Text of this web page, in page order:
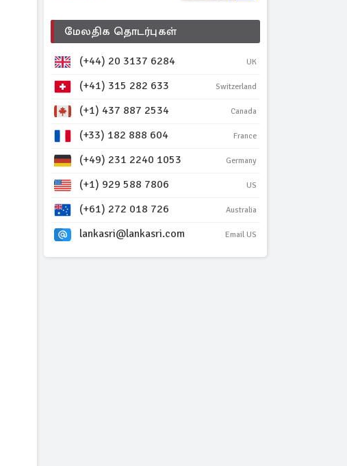
மேலதிக தொடர்புகள்
(+44) 20 3137 6284 UK
(+41) 315 282 633 Switzerland
(+1) 437 887 2534 Canada
(+33) 182 888 604 France
(+49) 231 2240 1053 Germany
(+1) 929 588 7806 US
(+61) 272 018 726 Australia
lankasri@lankasri.com Email US